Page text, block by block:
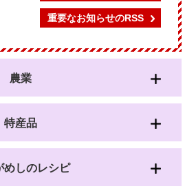
重要なお知らせのRSS
農業
特産品
めしのレシピ